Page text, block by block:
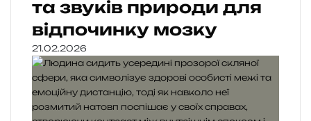
та звуків природи для
відпочинку мозку
21.02.2026